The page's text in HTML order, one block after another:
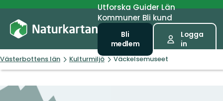
UtforskaGuiderLän
Kommuner Bli kund
Bli
medlem
Logga
in
Västerbottens län Kulturmiljö Väckelsemuseet